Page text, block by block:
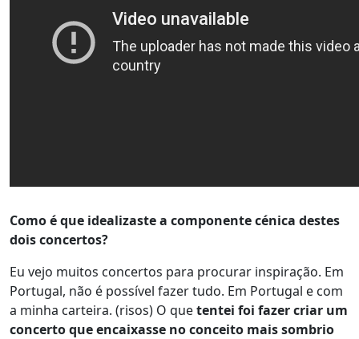
Como é que idealizaste a componente cénica destes
dois concertos?
Eu vejo muitos concertos para procurar inspiração. Em
Portugal, não é possível fazer tudo. Em Portugal e com
a minha carteira. (risos) O quetentei foi fazer criar um
concerto que encaixasse no conceito mais sombrio